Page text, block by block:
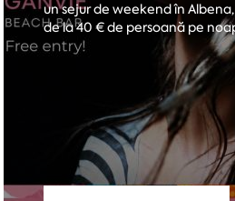
un sejur de weekend în
de la 40 € de persoană pe